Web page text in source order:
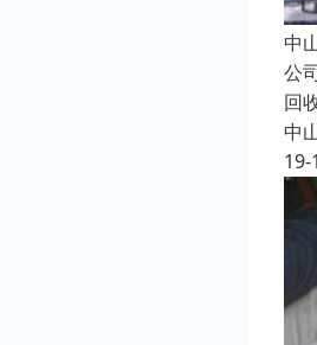
中
公
回
中
19-